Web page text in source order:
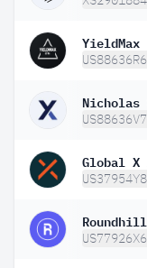
Nicholas
Global X
Roundhill